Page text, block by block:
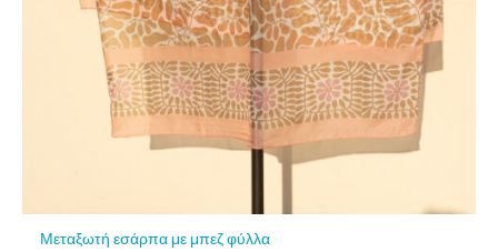
Μεταξωτή εσάρπα με μπεζ φύλλα